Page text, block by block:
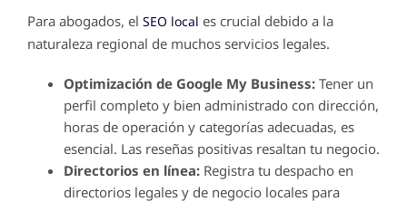
Para abogados, el SEO local es crucial debido a la
naturaleza regional de muchos servicios legales.
Optimización de Google My Business: Tener un
perfil completo y bien administrado con dirección,
horas de operación y categorías adecuadas, es
esencial. Las reseñas positivas resaltan tu negocio.
Directorios en línea: Registra tu despacho en
directorios legales y de negocio locales para